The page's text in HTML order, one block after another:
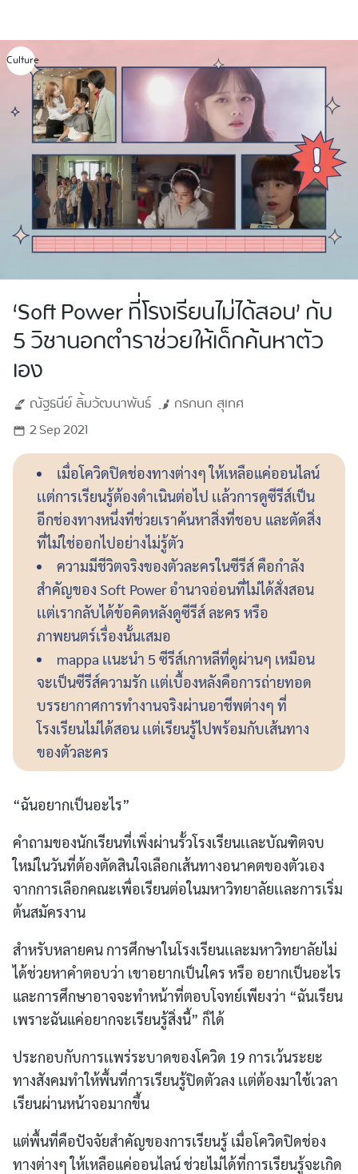
content
Culture
‘Soft Power ที่โรงเรียนไม่ได้สอน’ กับ
5 วิชานอกตำราช่วยให้เด็กค้นหาตัว
เอง
ณัฐธนีย์ลิ้มวัฒนาพันธ์ กรกนกสุเทศ
2 Sep 2021
เมื่อโควิดปิดช่องทางต่างๆ ให้เหลือแค่ออนไลน์
เเต่การเรียนรู้ต้องดำเนินต่อไป เเล้วการดูซีรีส์เป็น
อีกช่องทางหนึ่งที่ช่วยเราค้นหาสิ่งที่ชอบ และตัดสิ่ง
ที่ไม่ใช่ออกไปอย่างไม่รู้ตัว
ความมีชีวิตจริงของตัวละครในซีรีส์ คือกำลัง
สำคัญของ Soft Power อำนาจอ่อนที่ไม่ได้สั่งสอน
เเต่เรากลับได้ข้อคิดหลังดูซีรีส์ ละคร หรือ
ภาพยนตร์เรื่องนั้นเสมอ
mappa เเนะนำ 5 ซีรีส์เกาหลีที่ดูผ่านๆ เหมือน
จะเป็นซีรีส์ความรัก เเต่เบื้องหลังคือการถ่ายทอด
บรรยากาศการทำงานจริงผ่านอาชีพต่างๆ ที่
โรงเรียนไม่ได้สอน เเต่เรียนรู้ไปพร้อมกับเส้นทาง
ของตัวละคร
“ฉันอยากเป็นอะไร”
คำถามของนักเรียนที่เพิ่งผ่านรั้วโรงเรียนเเละบัณฑิตจบ
ใหม่ในวันที่ต้องตัดสินใจเลือกเส้นทางอนาคตของตัวเอง
จากการเลือกคณะเพื่อเรียนต่อในมหาวิทยาลัยเเละการเริ่ม
ต้นสมัครงาน
สำหรับหลายคน การศึกษาในโรงเรียนเเละมหาวิทยาลัยไม่
ได้ช่วยหาคำตอบว่า เขาอยากเป็นใคร หรือ อยากเป็นอะไร
และการศึกษาอาจจะทำหน้าที่ตอบโจทย์เพียงว่า “ฉันเรียน
เพราะฉันแค่อยากจะเรียนรู้สิ่งนี้” ก็ได้
ประกอบกับการเเพร่ระบาดของโควิด 19 การเว้นระยะ
ทางสังคมทำให้พื้นที่การเรียนรู้ปิดตัวลง เเต่ต้องมาใช้เวลา
เรียนผ่านหน้าจอมากขึ้น
แต่พื้นที่คือปัจจัยสำคัญของการเรียนรู้ เมื่อโควิดปิดช่อง
ทางต่างๆ ให้เหลือแค่ออนไลน์ ช่วยไม่ได้ที่การเรียนรู้จะเกิด